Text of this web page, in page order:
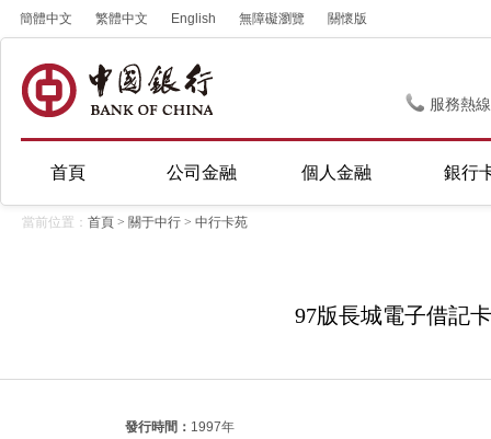
簡體中文 繁體中文 English 無障礙瀏覽 關懷版
服務熱
首頁 公司金融 個人金融 銀行
當前位置： 首頁 > 關于中行 > 中行卡苑
97版長城電子借記
發行時間： 1997年